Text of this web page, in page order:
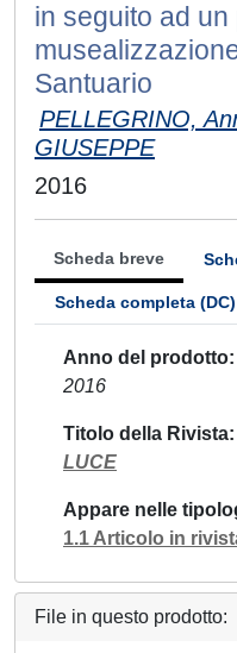
in seguito ad un
Santuario
PELLEGRINO,
GIUSEPPE
2016
Scheda breve
Scheda completa (DC)
Anno del prodotto
2016
Titolo della Rivista
LUCE
Appare nelle
1.1 Articolo in
File in questo prodotto: